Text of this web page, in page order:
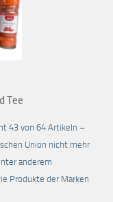
Tee
43 von 64 Artikeln –
Union nicht mehr
anderem
Produkte der Marken